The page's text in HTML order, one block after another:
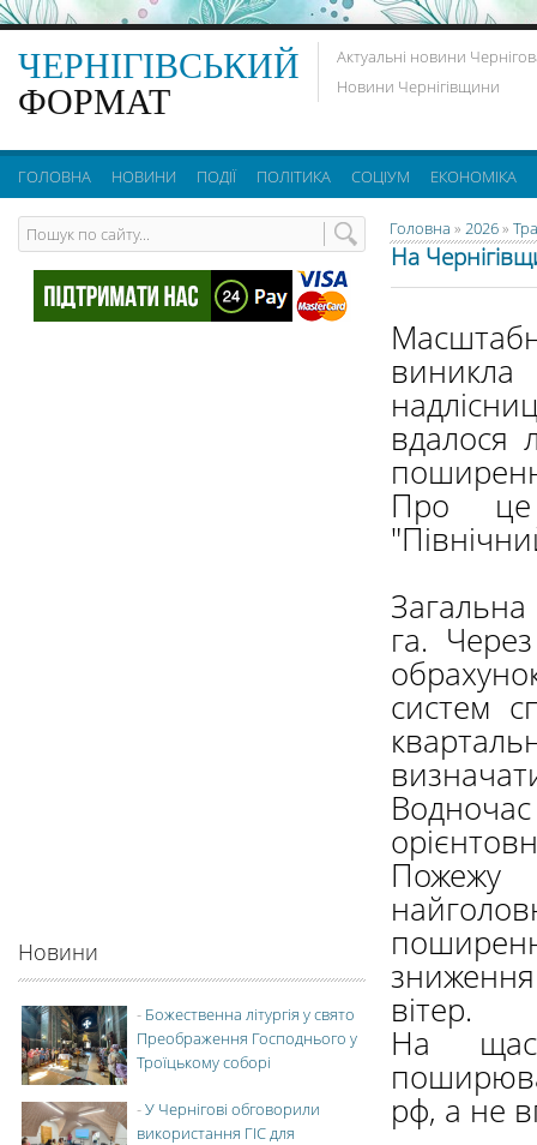
ЧЕРНІГІВСЬКИЙ
ФОРМАТ
Актуальні новини
Новини Чернігівщини
ГОЛОВНА НОВИНИ ПОДІЇ ПОЛІТИКА СОЦІУМ ЕКОНОМІКА
Головна » 2026»
На
вдалося
Про це
га.
систем
Пожежу
вітер.
На
рф, а не
Новини
- Божественна літургія у свято
Преображення Господнього у
Троїцькому соборі
-У Чернігові обговорили
використання ГІС для